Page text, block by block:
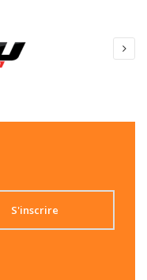
S'inscrire